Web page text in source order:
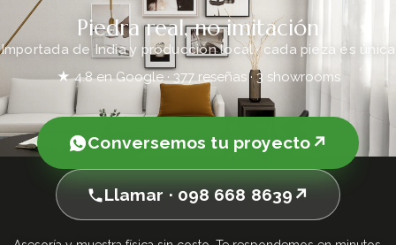
Piedra real, no imitación
Importada de India y producción local · cada pieza es única
★ 4.8 en Google · 377 reseñas · 3 showrooms
Conversemos tu proyecto
Llamar · 098 668 8639